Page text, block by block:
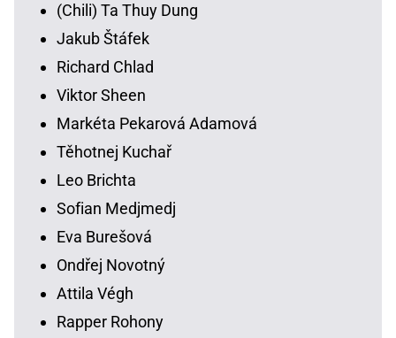
(Chili) Ta Thuy Dung
Jakub Štáfek
Richard Chlad
Viktor Sheen
Markéta Pekarová Adamová
Těhotnej Kuchař
Leo Brichta
Sofian Medjmedj
Eva Burešová
Ondřej Novotný
Attila Végh
Rapper Rohony